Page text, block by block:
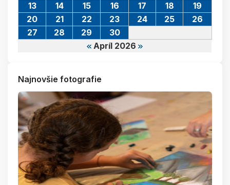
Apríl 2026
13
14 15 16 17 18
19
20
21 22 23 24 25
26
27
28 29 30
Najnovšie fotografie